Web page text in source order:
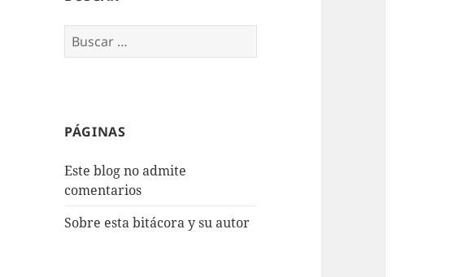
Buscar:
PÁGINAS
Este blog no admite
comentarios
Sobre esta bitácora y su autor